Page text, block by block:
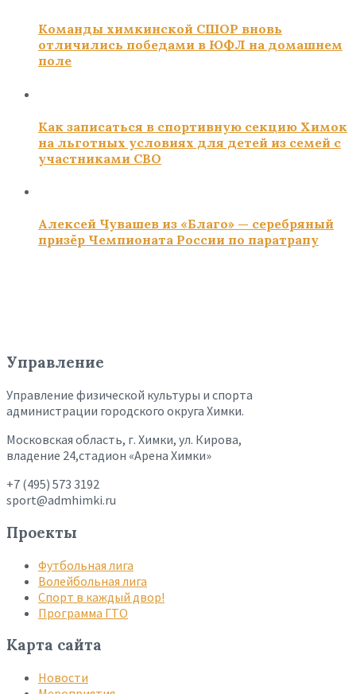
Команды химкинской СШОР вновь
отличились победами в ЮФЛ на домашнем
поле
Как записаться в спортивную секцию Химок
на льготных условиях для детей из семей с
участниками СВО
Алексей Чувашев из «Благо» — серебряный
призёр Чемпионата России по паратрапу
Управление
Управление физической культуры и спорта
администрации городского округа Химки.
Московская область, г. Химки, ул. Кирова,
владение 24,стадион «Арена Химки»
+7 (495) 573 3192
sport@admhimki.ru
Проекты
Футбольная лига
Волейбольная лига
Спорт в каждый двор!
Программа ГТО
Карта сайта
Новости